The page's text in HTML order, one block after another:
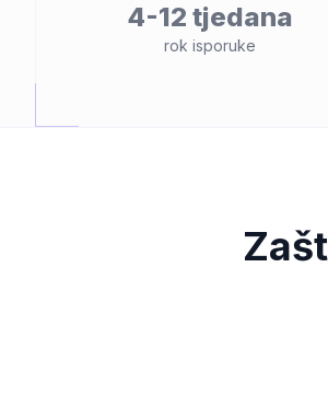
4-12 tjedana
rok isporuke